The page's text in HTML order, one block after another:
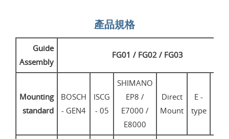
產品規格
Guide
Assembly
FG01 / FG02 / FG03
Mounting
standard
BOSCH
- GEN4
ISCG
- 05
SHIMANO
EP8 /
E7000 /
E8000
Direct
Mount
E -
type